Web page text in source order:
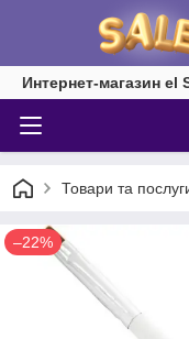
Интернет-магазин el
Товари та
–22%